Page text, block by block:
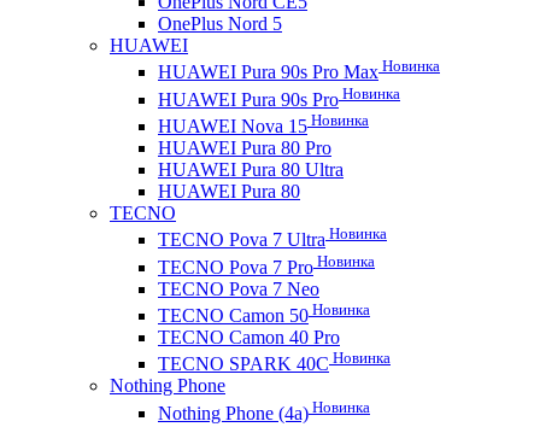
OnePlus Nord 5
HUAWEI
HUAWEI Pura 90s Pro Max Новинка
HUAWEI Pura 90s Pro Новинка
HUAWEI Nova 15 Новинка
HUAWEI Pura 80 Pro
HUAWEI Pura 80 Ultra
HUAWEI Pura 80
TECNO
TECNO Pova 7 Ultra Новинка
TECNO Pova 7 Pro Новинка
TECNO Pova 7 Neo
TECNO Camon 50 Новинка
TECNO Camon 40 Pro
TECNO SPARK 40C Новинка
Nothing Phone
Nothing Phone (4a) Новинка